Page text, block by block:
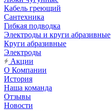
Кабель греющий
Сантехника
Гибкая подводка
Электроды и круги абразивные
Круги абразивные
Электроды
Акции
О Компании
История
Наша команда
Отзывы
Новости